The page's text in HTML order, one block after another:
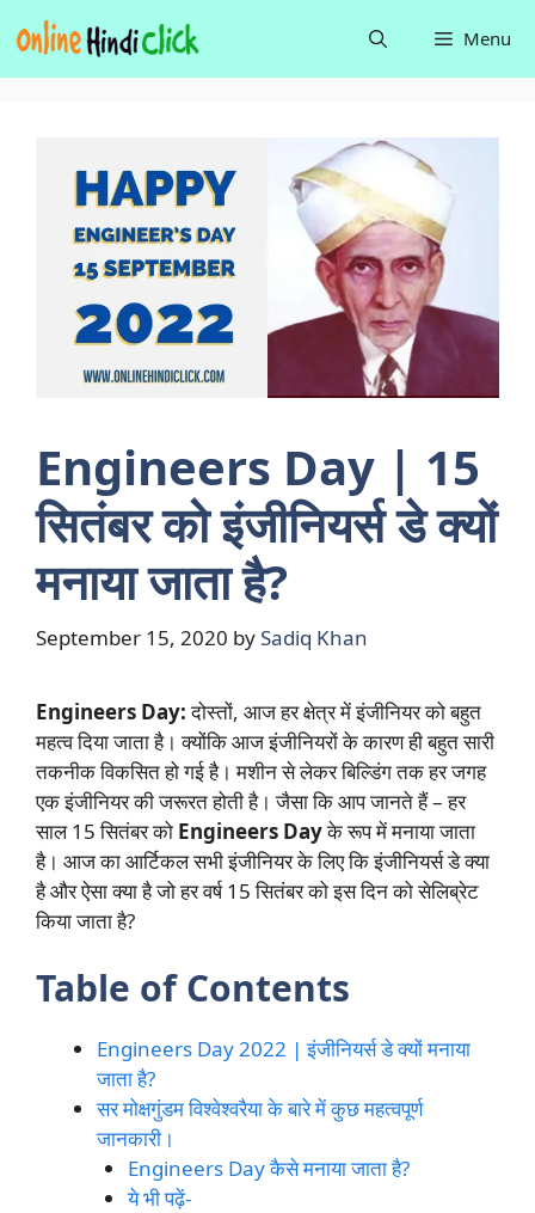
to
content
Menu
Engineers Day | 15
सितंबर को इंजीनियर्स डे क्यों
मनाया जाता है?
September 15, 2020 bySadiq Khan
Engineers Day:दोस्तों, आज हर क्षेत्र में इंजीनियर को बहुत
महत्व दिया जाता है। क्योंकि आज इंजीनियरों के कारण ही बहुत सारी
तकनीक विकसित हो गई है। मशीन से लेकर बिल्डिंग तक हर जगह
एक इंजीनियर की जरूरत होती है। जैसा कि आप जानते हैं – हर
साल 15 सितंबर को Engineers Dayके रूप में मनाया जाता
है। आज का आर्टिकल सभी इंजीनियर के लिए कि इंजीनियर्स डे क्या
है और ऐसा क्या है जो हर वर्ष 15 सितंबर को इस दिन को सेलिब्रेट
किया जाता है?
Table of Contents
Engineers Day 2022 | इंजीनियर्स डे क्यों मनाया
जाता है?
सर मोक्षगुंडम विश्वेश्वरैया के बारे में कुछ महत्वपूर्ण
जानकारी।
Engineers Day कैसे मनाया जाता है?
ये भी पढ़ें-